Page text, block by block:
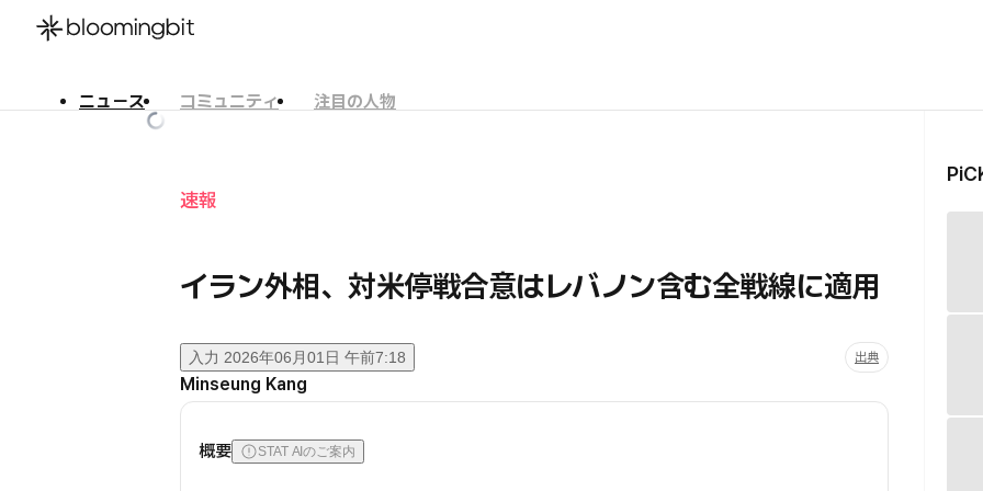
ニュース コミュニティ
注目の人物
速報
イラン外相、対米停戦合意はレバノン含む全戦線に適用
入力 2026年06月01日 午前7:18 出典
Minseung Kang
概要 STAT AIのご案内